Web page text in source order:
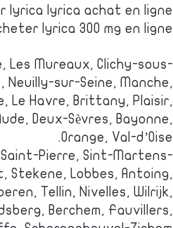
lyrica lyrica achat en ligne
lyrica 300 mg en ligne
Mureaux, Clichy-sous-
Neuilly-sur-Seine, Manche,
Le Havre, Brittany, Plaisir,
Deux-Sèvres, Bayonne,
Orange, Val-d’Oise.
Saint-Pierre, Sint-Martens-
Stekene, Lobbes, Antoing,
Tellin, Nivelles, Wilrijk,
Berchem, Fauvillers,